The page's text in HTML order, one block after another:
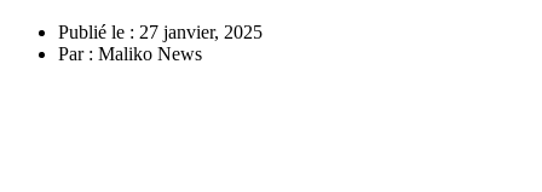
Publié le : 27 janvier, 2025
Par : Maliko News